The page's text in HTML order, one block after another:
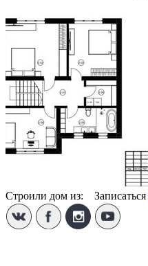
Строили дом из: Записаться